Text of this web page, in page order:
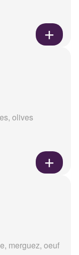
olives
merguez, oeuf